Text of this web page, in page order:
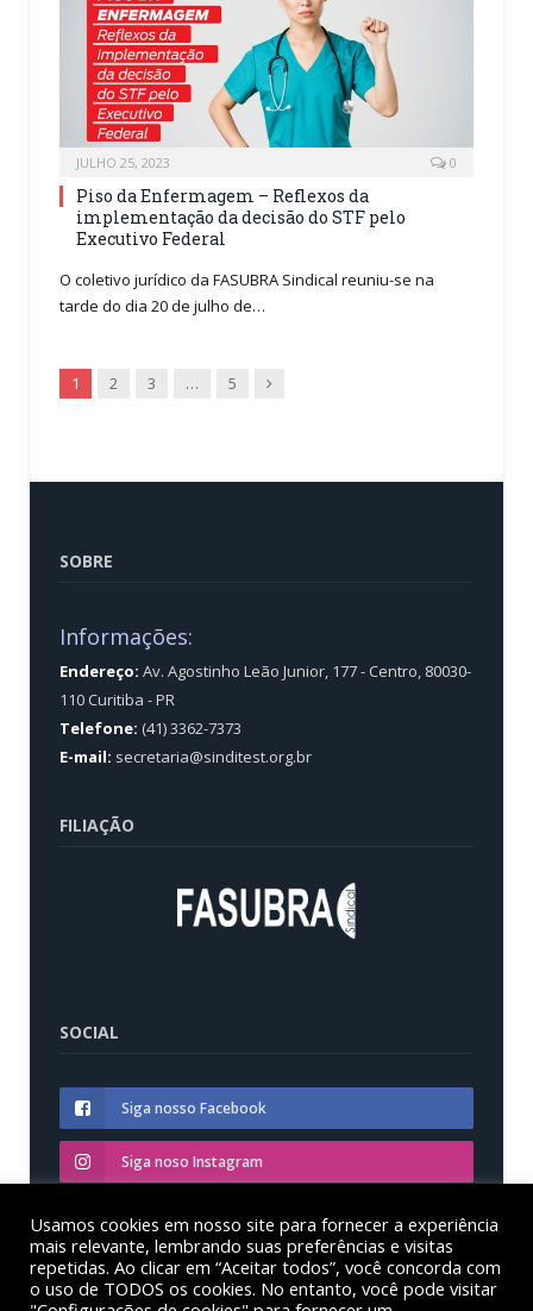
JULHO 25, 2023 0
Piso da Enfermagem – Reflexos da
implementação da decisão do STF pelo
Executivo Federal
O coletivo jurídico da FASUBRA Sindical reuniu-se na
tarde do dia 20 de julho de…
1 2 3 … 5 Next
SOBRE
Informações:
Endereço: Av. Agostinho Leão Junior, 177 - Centro, 80030-
110 Curitiba - PR
Telefone: (41) 3362-7373
E-mail: secretaria@sinditest.org.br
FILIAÇÃO
SOCIAL
Siga nosso Facebook
Siga noso Instagram
Siga nosso YouTube
Usamos cookies em nosso site para fornecer a experiência
mais relevante, lembrando suas preferências e visitas
repetidas. Ao clicar em “Aceitar todos”, você concorda com
o uso de TODOS os cookies. No entanto, você pode visitar